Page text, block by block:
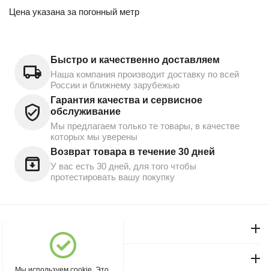
Цена указана за погонный метр
Быстро и качественно доставляем
Наша компания производит доставку по всей
России и ближнему зарубежью
Гарантия качества и сервисное
обслуживание
Мы предлагаем только те товары, в качестве
которых мы уверены
Возврат товара в течение 30 дней
У вас есть 30 дней, для того чтобы
протестировать вашу покупку
Магазин "Северный"